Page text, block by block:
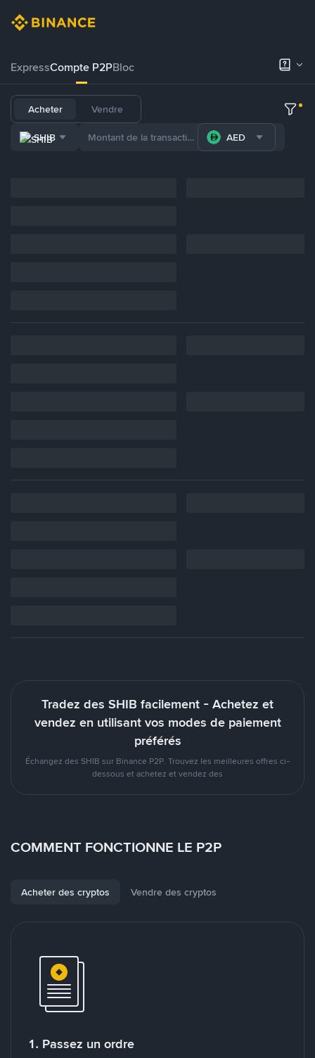
ExpressCompte P2PBloc
Acheter Vendre
SHIB AED
Tradez des SHIB facilement - Achetez et
vendez en utilisant vos modes de paiement
préférés
Échangez des SHIB sur Binance P2P. Trouvez les meilleures offres ci-
dessous et achetez et vendez des
COMMENT FONCTIONNE LE P2P
Acheter des cryptos Vendre des cryptos
1. Passez un ordre